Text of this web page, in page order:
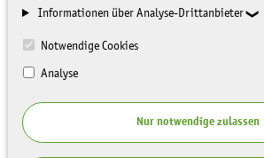
Informationen über Analyse-Drittanbieter
Notwendige Cookies
Analyse
Nur notwendige zulassen
PRESSEMITTEILUNGEN